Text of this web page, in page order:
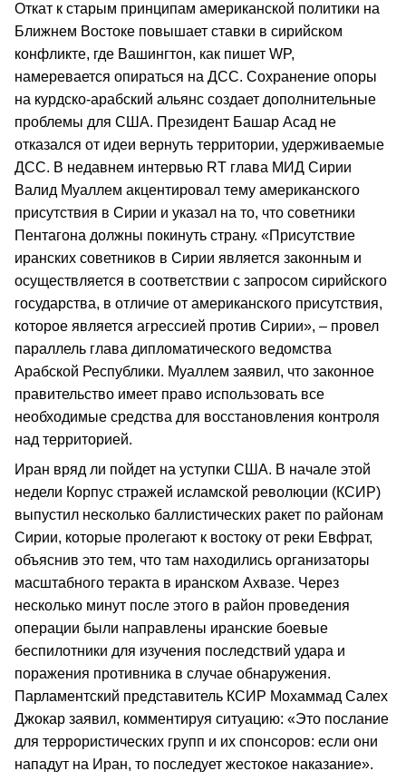
Откат к старым принципам американской политики на
Ближнем Востоке повышает ставки в сирийском
конфликте, где Вашингтон, как пишет WP,
намеревается опираться на ДСС. Сохранение опоры
на курдско-арабский альянс создает дополнительные
проблемы для США. Президент Башар Асад не
отказался от идеи вернуть территории, удерживаемые
ДСС. В недавнем интервью RT глава МИД Сирии
Валид Муаллем акцентировал тему американского
присутствия в Сирии и указал на то, что советники
Пентагона должны покинуть страну. «Присутствие
иранских советников в Сирии является законным и
осуществляется в соответствии с запросом сирийского
государства, в отличие от американского присутствия,
которое является агрессией против Сирии», – провел
параллель глава дипломатического ведомства
Арабской Республики. Муаллем заявил, что законное
правительство имеет право использовать все
необходимые средства для восстановления контроля
над территорией.
Иран вряд ли пойдет на уступки США. В начале этой
недели Корпус стражей исламской революции (КСИР)
выпустил несколько баллистических ракет по районам
Сирии, которые пролегают к востоку от реки Евфрат,
объяснив это тем, что там находились организаторы
масштабного теракта в иранском Ахвазе. Через
несколько минут после этого в район проведения
операции были направлены иранские боевые
беспилотники для изучения последствий удара и
поражения противника в случае обнаружения.
Парламентский представитель КСИР Мохаммад Салех
Джокар заявил, комментируя ситуацию: «Это послание
для террористических групп и их спонсоров: если они
нападут на Иран, то последует жестокое наказание».